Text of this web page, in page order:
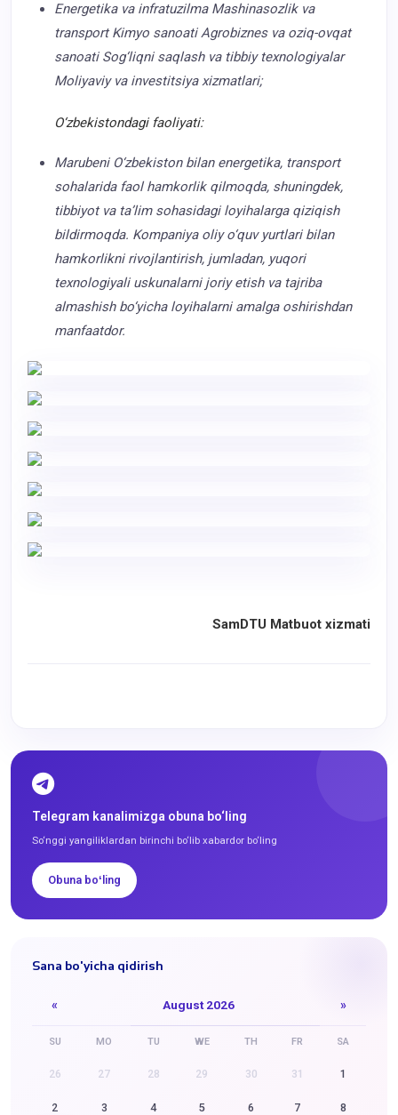
Energetika va infratuzilma Mashinasozlik va
transport Kimyo sanoati Agrobiznes va oziq-ovqat
sanoati Sog‘liqni saqlash va tibbiy texnologiyalar
Moliyaviy va investitsiya xizmatlari;
O‘zbekistondagi faoliyati:
Marubeni O‘zbekiston bilan energetika, transport
sohalarida faol hamkorlik qilmoqda, shuningdek,
tibbiyot va ta’lim sohasidagi loyihalarga qiziqish
bildirmoqda. Kompaniya oliy o‘quv yurtlari bilan
hamkorlikni rivojlantirish, jumladan, yuqori
texnologiyali uskunalarni joriy etish va tajriba
almashish bo‘yicha loyihalarni amalga oshirishdan
manfaatdor.
SamDTU Matbuot xizmati
Telegram kanalimizga obuna bo‘ling
So‘nggi yangiliklardan birinchi bo‘lib xabardor bo‘ling
Obuna boʻling
Sana bo'yicha qidirish
« August 2026 »
SU MO TU WE TH FR SA
26 27 28 29 30 31 1
2 3 4 5 6 7 8